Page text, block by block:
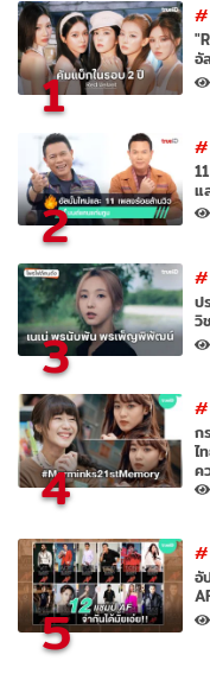
1
อั
2
แ
3
ป
วิ
4
ก
ไ
ค
5
อั